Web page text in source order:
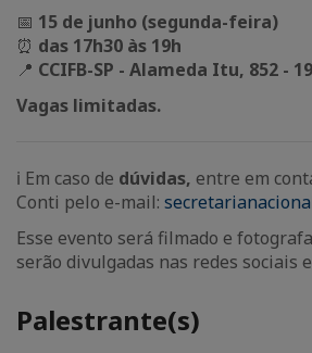
📅 15 de junho (segunda-feira)
⏰ das 17h30 às 19h
📍 CCIFB-SP - Alameda Itu, 852 -
Vagas limitadas.
ℹ️ Em caso de dúvidas, entre em
Conti pelo e-mail:
Esse evento será filmado e
serão divulgadas nas redes sociais
Palestrante(s)